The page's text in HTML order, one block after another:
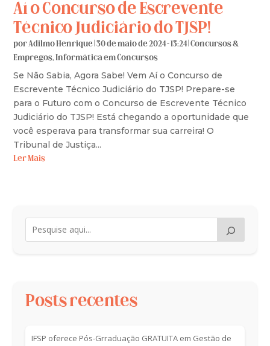
Aí o Concurso de Escrevente
Técnico Judiciário do TJSP!
porAdilmo Henrique |30 de maio de 2024 - 13:24 |Concursos &
Empregos,Informática em Concursos
Se Não Sabia, Agora Sabe! Vem Aí o Concurso de
Escrevente Técnico Judiciário do TJSP! Prepare-se
para o Futuro com o Concurso de Escrevente Técnico
Judiciário do TJSP! Está chegando a oportunidade que
você esperava para transformar sua carreira! O
Tribunal de Justiça...
Ler Mais
Posts recentes
IFSP oferece Pós-Grraduação GRATUITA em Gestão de